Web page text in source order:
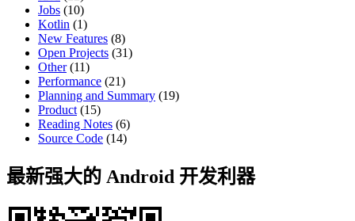
Jobs (10)
Kotlin (1)
New Features (8)
Open Projects (31)
Other(11)
Performance (21)
Planning and Summary (19)
Product (15)
Reading Notes (6)
Source Code (14)
最新强大的 Android 开发利器